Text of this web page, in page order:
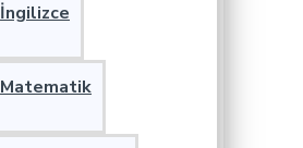
İngilizce
Matematik